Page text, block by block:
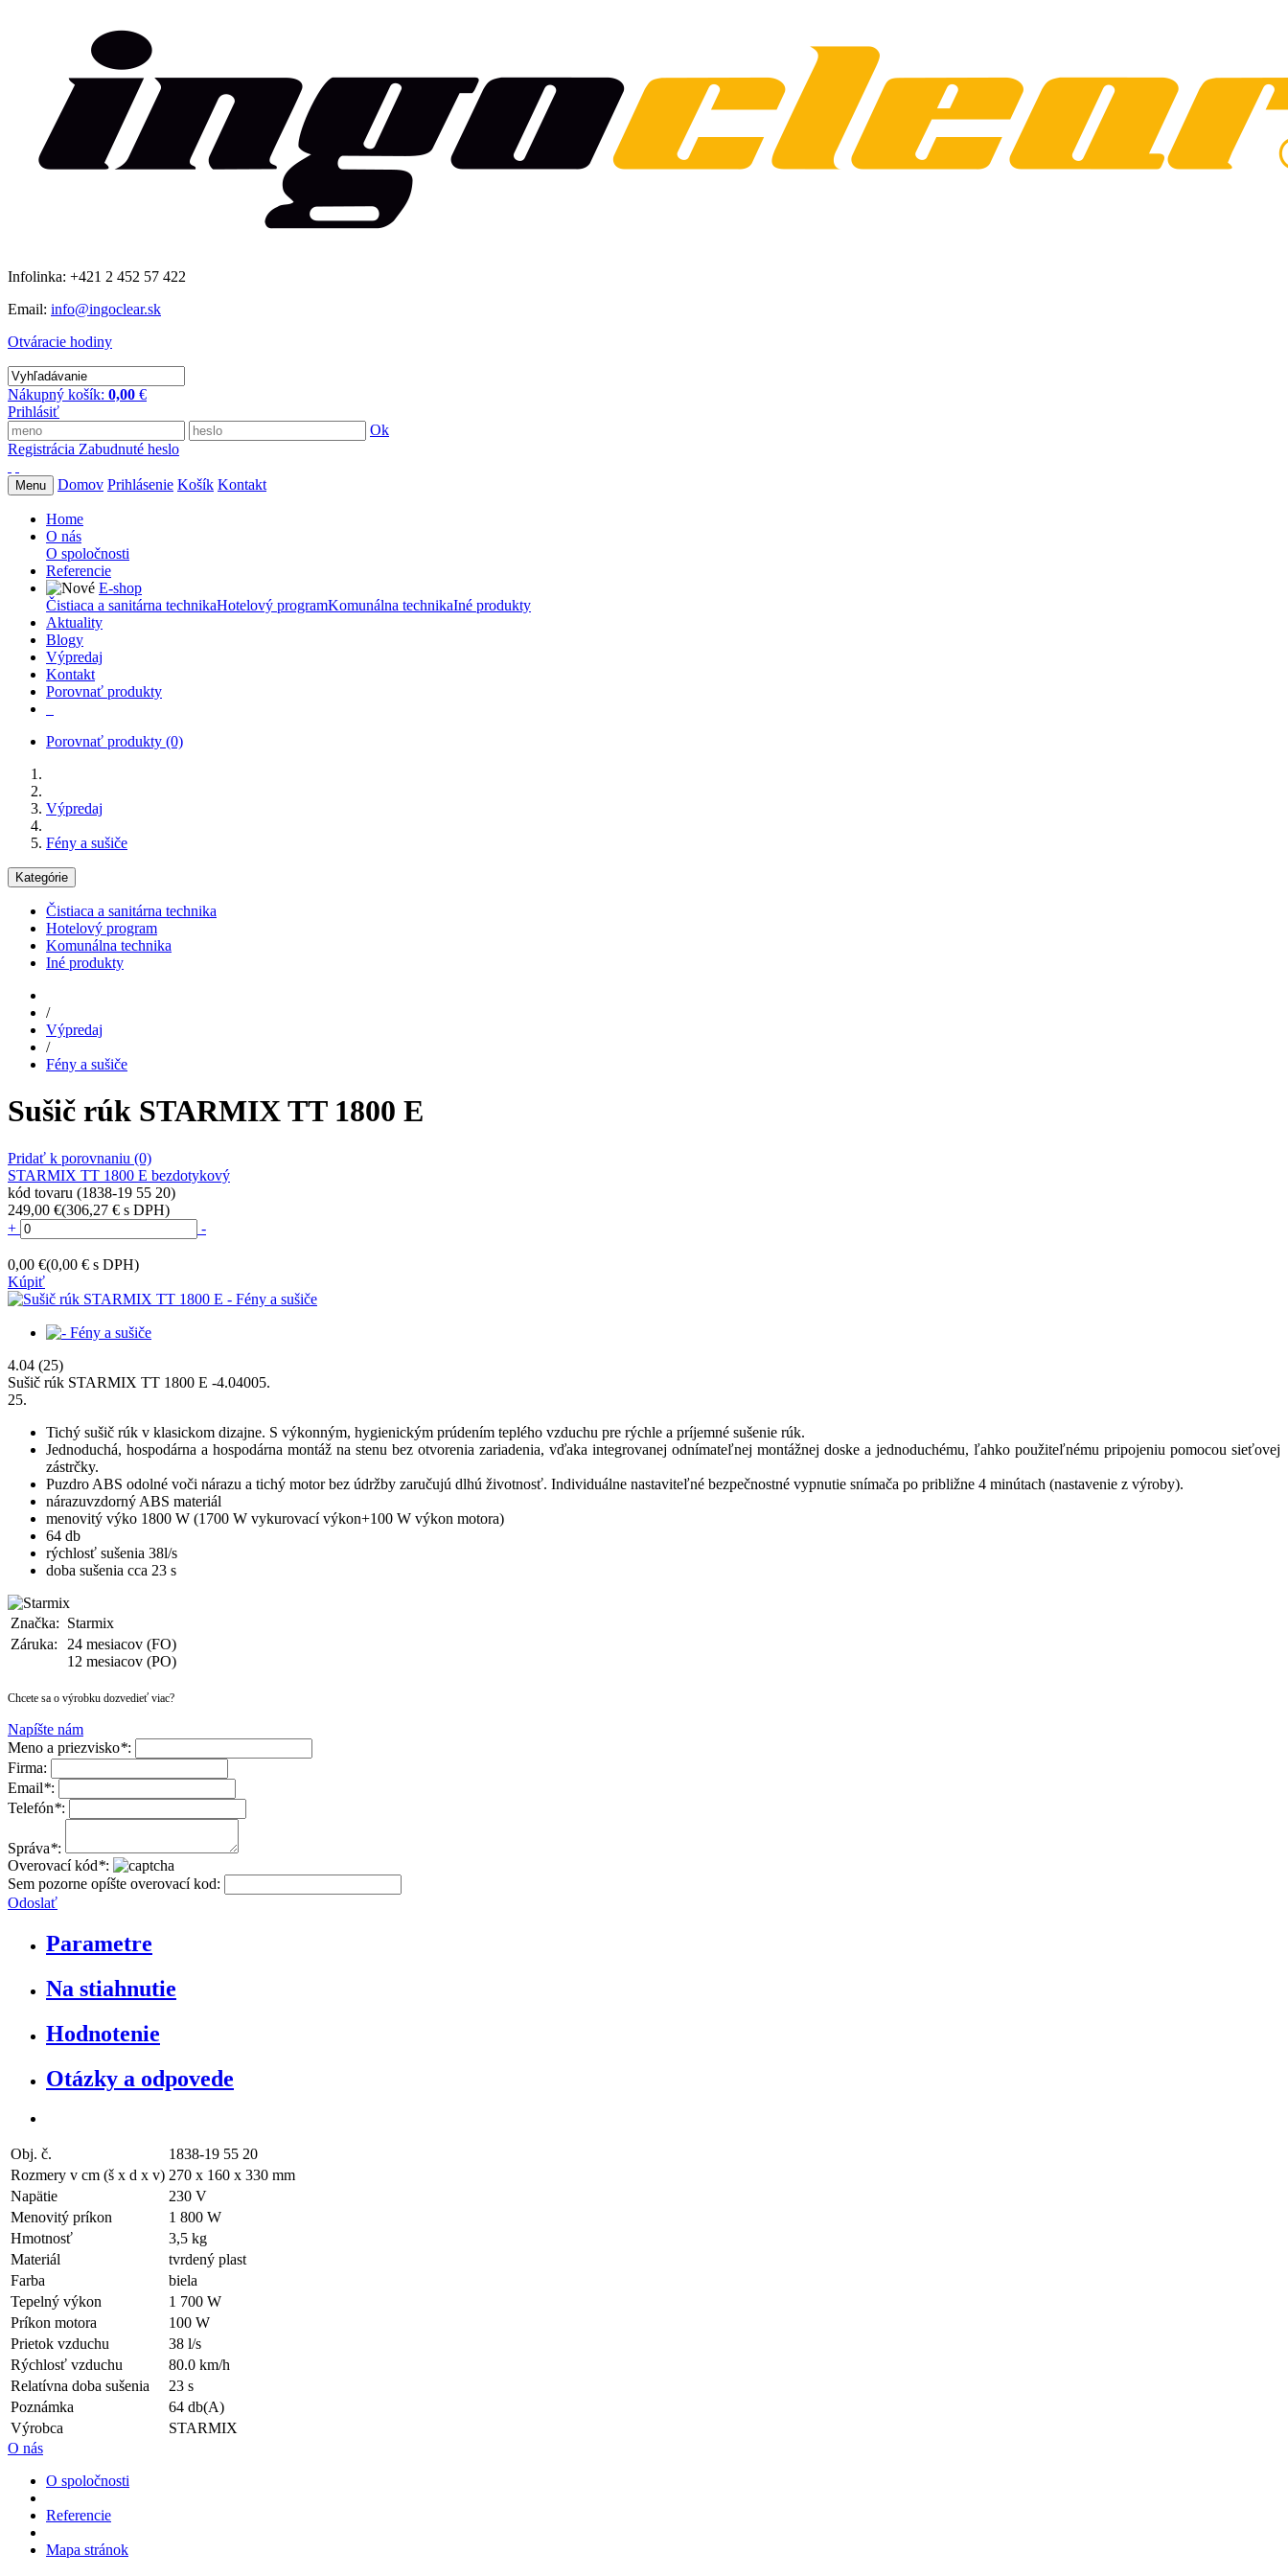
Infolinka: +421 2 452 57 422
Email: info@ingoclear.sk
Otváracie hodiny
Nákupný košík: 0,00 €
Prihlásiť
Ok
Registrácia Zabudnuté heslo
Menu Domov Prihlásenie Košík Kontakt
Home
O nás
O spoločnosti
Referencie
E-shop
Čistiaca a sanitárna technikaHotelový programKomunálna technikaIné produkty
Aktuality
Blogy
Výpredaj
Kontakt
Porovnať produkty
Porovnať produkty (0)
Výpredaj
Fény a sušiče
Kategórie
Čistiaca a sanitárna technika
Hotelový program
Komunálna technika
Iné produkty
/
Výpredaj
/
Fény a sušiče
Sušič rúk STARMIX TT 1800 E
Pridať k porovnaniu (0)
STARMIX TT 1800 E bezdotykový
kód tovaru (1838-19 55 20)
249,00 €(306,27 € s DPH)
+
-
0,00 €(0,00 € s DPH)
Kúpiť
4.04 (25)
Sušič rúk STARMIX TT 1800 E -4.04005.
25.
Tichý sušič rúk v klasickom dizajne. S výkonným, hygienickým prúdením teplého vzduchu pre rýchle a príjemné sušenie rúk.
Jednoduchá, hospodárna a hospodárna montáž na stenu bez otvorenia zariadenia, vďaka integrovanej odnímateľnej montážnej doske a jednoduchému, ľahko použiteľnému pripojeniu pomocou sieťovej
zástrčky.
Puzdro ABS odolné voči nárazu a tichý motor bez údržby zaručujú dlhú životnosť. Individuálne nastaviteľné bezpečnostné vypnutie snímača po približne 4 minútach (nastavenie z výroby).
nárazuvzdorný ABS materiál
menovitý výko 1800 W (1700 W vykurovací výkon+100 W výkon motora)
64 db
rýchlosť sušenia 38l/s
doba sušenia cca 23 s
Značka: Starmix
Záruka:
24 mesiacov (FO)
12 mesiacov (PO)
Chcete sa o výrobku dozvedieť viac?
Napíšte nám
Meno a priezvisko*:
Firma:
Email*:
Telefón*:
Správa*:
Overovací kód*:
Sem pozorne opíšte overovací kod:
Odoslať
Parametre
Na stiahnutie
Hodnotenie
Otázky a odpovede
Obj. č.
1838-19 55 20
Rozmery v cm (š x d x v) 270 x 160 x 330 mm
Napätie
230 V
Menovitý príkon
1 800 W
Hmotnosť
3,5 kg
Materiál
tvrdený plast
Farba
biela
Tepelný výkon
1 700 W
Príkon motora
100 W
Prietok vzduchu
38 l/s
Rýchlosť vzduchu
80.0 km/h
Relatívna doba sušenia
23 s
Poznámka
64 db(A)
Výrobca
STARMIX
O nás
O spoločnosti
Referencie
Mapa stránok